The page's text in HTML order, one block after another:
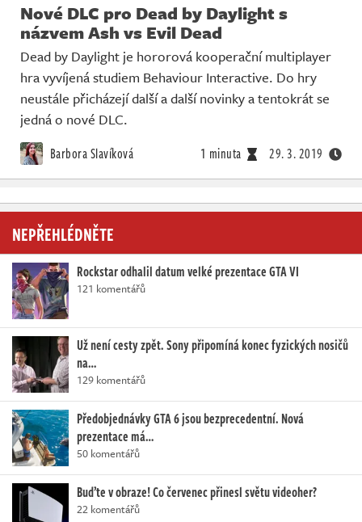
Nové DLC pro Dead by Daylight s
názvem Ash vs Evil Dead
Dead by Daylight je hororová kooperační multiplayer
hra vyvíjená studiem Behaviour Interactive. Do hry
neustále přicházejí další a další novinky a tentokrát se
jedná o nové DLC.
Barbora Slavíková 1 minuta 29. 3. 2019
NEPŘEHLÉDNĚTE
Rockstar odhalil datum velké prezentace GTA VI
121 komentářů
Už není cesty zpět. Sony připomíná konec fyzických nosičů
na…
129 komentářů
Předobjednávky GTA 6 jsou bezprecedentní. Nová
prezentace má…
50 komentářů
Buďte v obraze! Co červenec přinesl světu videoher?
22 komentářů